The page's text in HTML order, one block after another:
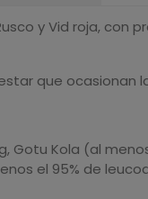
y Vid roja, con
que ocasionan
Kola (al
el 95% de